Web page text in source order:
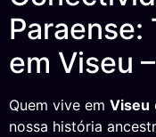
Paraense:
em Viseu
Quem vive em Viseu
nossa história